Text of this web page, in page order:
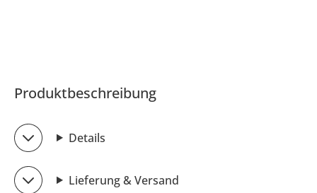
Produktbeschreibung
Details
Lieferung & Versand